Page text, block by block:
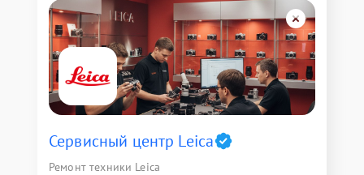
Сервисный центр Leica
Ремонт техники Leica